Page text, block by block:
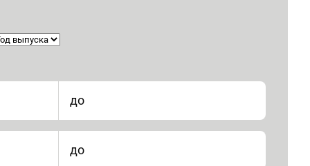
до
до